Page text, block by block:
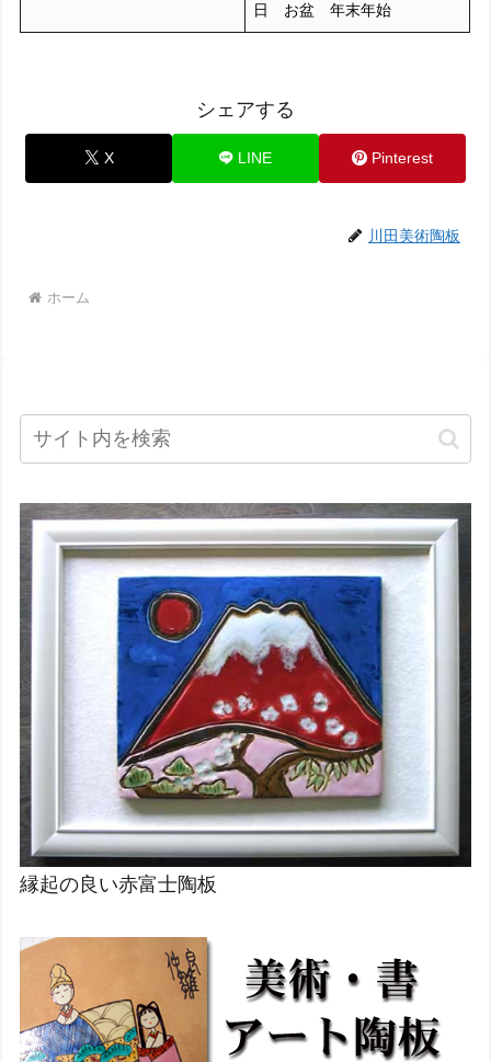
日 お盆 年末年始
シェアする
X LINE Pinterest
川田美術陶板
ホーム
縁起の良い赤富士陶板